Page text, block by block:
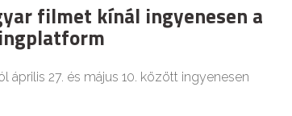
filmet kínál ingyenesen a
április 27. és május 10. között ingyenesen